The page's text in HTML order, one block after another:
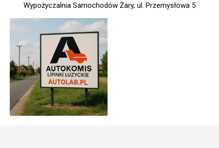
Wypożyczalnia Samochodów Żary, ul. Przemysłowa 5